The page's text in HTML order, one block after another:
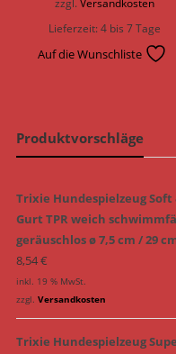
zzgl.Versandkosten
Lieferzeit:4 bis 7 Tage
Auf die Wunschliste
Produktvorschläge
Trixie Hundespielzeug Soft
Gurt TPR weich
geräuschlos ø 7,5 cm / 29
8,54€
inkl. 19 % MwSt.
zzgl. Versandkosten
Trixie Hundespielzeug